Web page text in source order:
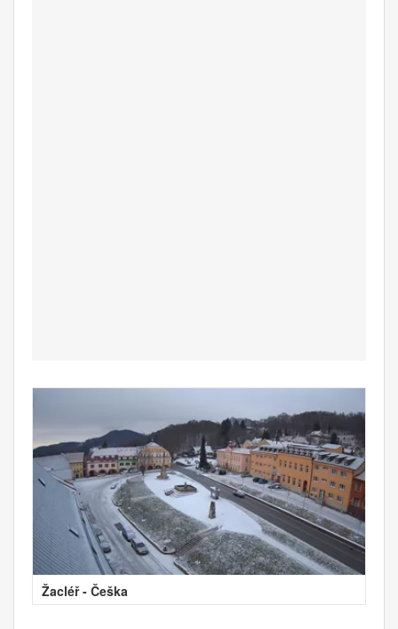
Žacléř - Češka